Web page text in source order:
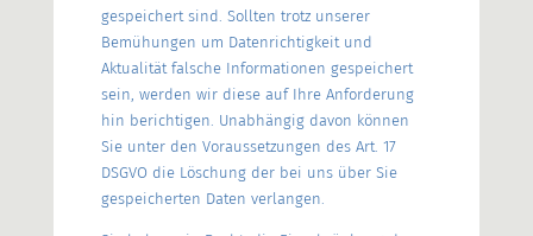
gespeichert sind. Sollten trotz unserer
Bemühungen um Datenrichtigkeit und
Aktualität falsche Informationen gespeichert
sein, werden wir diese auf Ihre Anforderung
hin berichtigen. Unabhängig davon können
Sie unter den Voraussetzungen des Art. 17
DSGVO die Löschung der bei uns über Sie
gespeicherten Daten verlangen.